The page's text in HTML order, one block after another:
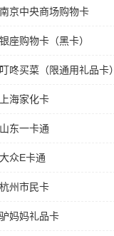
京中央商场购物卡
座购物卡（黑卡）
咚买菜（限通用礼品卡）
海家化卡
东一卡通
众E卡通
州市民卡
妈妈礼品卡